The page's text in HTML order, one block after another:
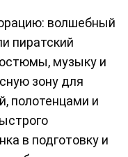
волшебный
пиратский
музыку и
зону для
полотенцами и
в подготовку и